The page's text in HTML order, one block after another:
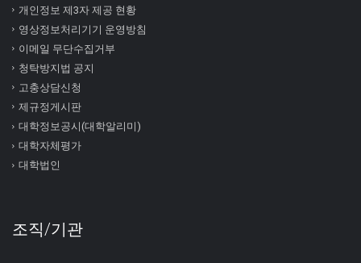
개인정보 제3자 제공 현황
영상정보처리기기 운영방침
이메일 무단수집거부
청탁방지법 공지
고충상담신청
제규정게시판
대학정보공시(대학알리미)
대학자체평가
대학법인
조직/기관